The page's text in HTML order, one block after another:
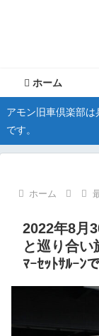
ホーム
アモン旧車倶楽部
です。
ホーム
2022年8月
と巡り合い
ﾏｰｾｯﾄｻﾙｰﾝ